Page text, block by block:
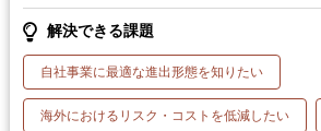
解決できる課題
自社事業に最適な進出形態を知りたい
海外におけるリスク・コストを低減したい